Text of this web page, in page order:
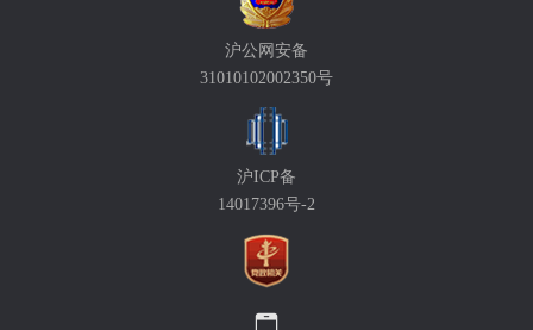
沪公网安备
31010102002350号
沪ICP备
14017396号-2